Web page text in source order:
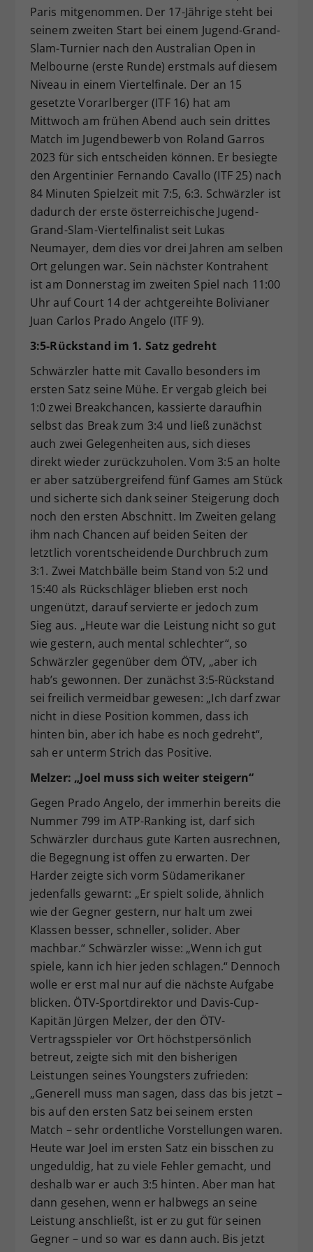
Paris mitgenommen. Der 17-Jährige steht bei
seinem zweiten Start bei einem Jugend-Grand-
Slam-Turnier nach den Australian Open in
Melbourne (erste Runde) erstmals auf diesem
Niveau in einem Viertelfinale. Der an 15
gesetzte Vorarlberger (ITF 16) hat am
Mittwoch am frühen Abend auch sein drittes
Match im Jugendbewerb von Roland Garros
2023 für sich entscheiden können. Er besiegte
den Argentinier Fernando Cavallo (ITF 25) nach
84 Minuten Spielzeit mit 7:5, 6:3. Schwärzler ist
dadurch der erste österreichische Jugend-
Grand-Slam-Viertelfinalist seit Lukas
Neumayer, dem dies vor drei Jahren am selben
Ort gelungen war. Sein nächster Kontrahent
ist am Donnerstag im zweiten Spiel nach 11:00
Uhr auf Court 14 der achtgereihte Bolivianer
Juan Carlos Prado Angelo (ITF 9).
3:5-Rückstand im 1. Satz gedreht
Schwärzler hatte mit Cavallo besonders im
ersten Satz seine Mühe. Er vergab gleich bei
1:0 zwei Breakchancen, kassierte daraufhin
selbst das Break zum 3:4 und ließ zunächst
auch zwei Gelegenheiten aus, sich dieses
direkt wieder zurückzuholen. Vom 3:5 an holte
er aber satzübergreifend fünf Games am Stück
und sicherte sich dank seiner Steigerung doch
noch den ersten Abschnitt. Im Zweiten gelang
ihm nach Chancen auf beiden Seiten der
letztlich vorentscheidende Durchbruch zum
3:1. Zwei Matchbälle beim Stand von 5:2 und
15:40 als Rückschläger blieben erst noch
ungenützt, darauf servierte er jedoch zum
Sieg aus. „Heute war die Leistung nicht so gut
wie gestern, auch mental schlechter“, so
Schwärzler gegenüber dem ÖTV, „aber ich
hab’s gewonnen. Der zunächst 3:5-Rückstand
sei freilich vermeidbar gewesen: „Ich darf zwar
nicht in diese Position kommen, dass ich
hinten bin, aber ich habe es noch gedreht“,
sah er unterm Strich das Positive.
Melzer: „Joel muss sich weiter steigern“
Gegen Prado Angelo, der immerhin bereits die
Nummer 799 im ATP-Ranking ist, darf sich
Schwärzler durchaus gute Karten ausrechnen,
die Begegnung ist offen zu erwarten. Der
Harder zeigte sich vorm Südamerikaner
jedenfalls gewarnt: „Er spielt solide, ähnlich
wie der Gegner gestern, nur halt um zwei
Klassen besser, schneller, solider. Aber
machbar.“ Schwärzler wisse: „Wenn ich gut
spiele, kann ich hier jeden schlagen.“ Dennoch
wolle er erst mal nur auf die nächste Aufgabe
blicken. ÖTV-Sportdirektor und Davis-Cup-
Kapitän Jürgen Melzer, der den ÖTV-
Vertragsspieler vor Ort höchstpersönlich
betreut, zeigte sich mit den bisherigen
Leistungen seines Youngsters zufrieden:
„Generell muss man sagen, dass das bis jetzt –
bis auf den ersten Satz bei seinem ersten
Match – sehr ordentliche Vorstellungen waren.
Heute war Joel im ersten Satz ein bisschen zu
ungeduldig, hat zu viele Fehler gemacht, und
deshalb war er auch 3:5 hinten. Aber man hat
dann gesehen, wenn er halbwegs an seine
Leistung anschließt, ist er zu gut für seinen
Gegner – und so war es dann auch. Bis jetzt
Zweck
Dieser Wert speichert Ihre Consent-
Einstellungen. Unter anderem eine
zufällig generierte ID, für die
historische Speicherung Ihrer
vorgenommen Einstellungen, falls der
hat.